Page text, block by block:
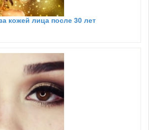
кожей лица после 30 лет